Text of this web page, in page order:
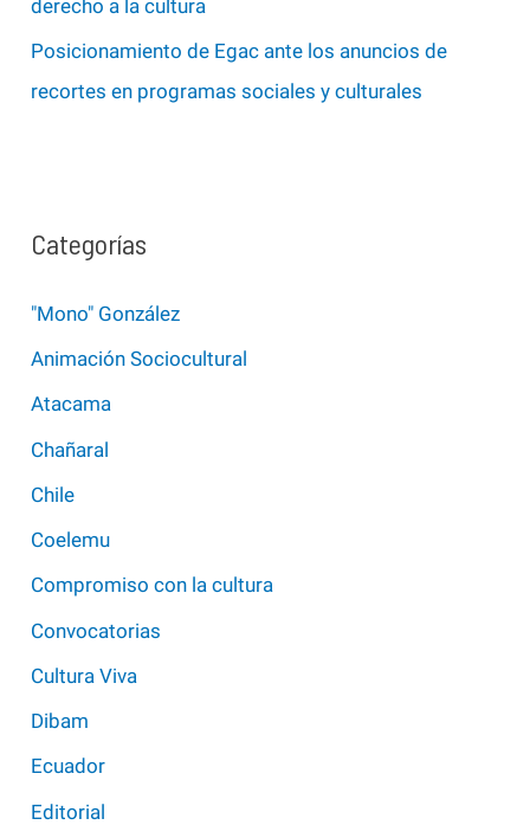
derecho a la cultura
Posicionamiento de Egac ante los anuncios de
recortes en programas sociales y culturales
Categorías
"Mono" González
Animación Sociocultural
Atacama
Chañaral
Chile
Coelemu
Compromiso con la cultura
Convocatorias
Cultura Viva
Dibam
Ecuador
Editorial